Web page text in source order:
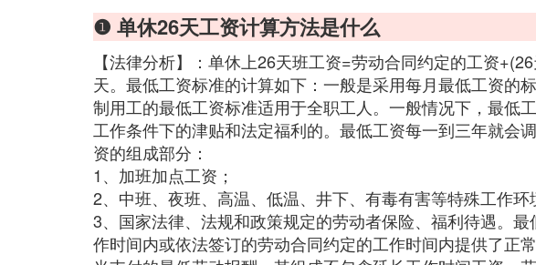
❶ 单休26天工资计算方法是什么
【法律分析】：单休上26天班工资=劳动合同约定的工资
天。最低工资标准的计算如下：一般是采用每月最低工资的
制用工的最低工资标准适用于全职工人。一般情况下，最低
工作条件下的津贴和法定福利的。最低工资每一到三年就会
资的组成部分：
1、加班加点工资；
2、中班、夜班、高温、低温、井下、有毒有害等特殊工作环
3、国家法律、法规和政策规定的劳动者保险、福利待遇。
作时间内或依法签订的劳动合同约定的工作时间内提供了正